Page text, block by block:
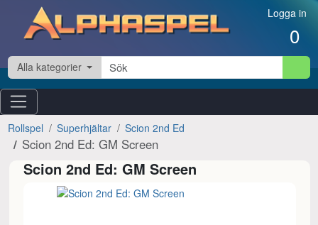
Hoppa till innehåll Logga in
0
Alla kategorier
Rollspel Superhjältar Scion 2nd Ed
Scion 2nd Ed: GM Screen
Scion 2nd Ed: GM Screen